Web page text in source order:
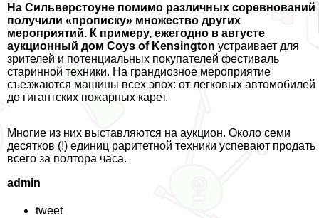
На Сильверстоуне помимо различных соревнований
получили «прописку» множество других
мероприятий. К примеру, ежегодно в августе
аукционный дом Coys of Kensington устраивает для
зрителей и потенциальных покупателей фестиваль
старинной техники. На грандиозное мероприятие
съезжаются машины всех эпох: от легковых автомобилей
до гигантских пожарных карет.
Многие из них выставляются на аукцион. Около семи
десятков (!) единиц раритетной техники успевают продать
всего за полтора часа.
admin
tweet